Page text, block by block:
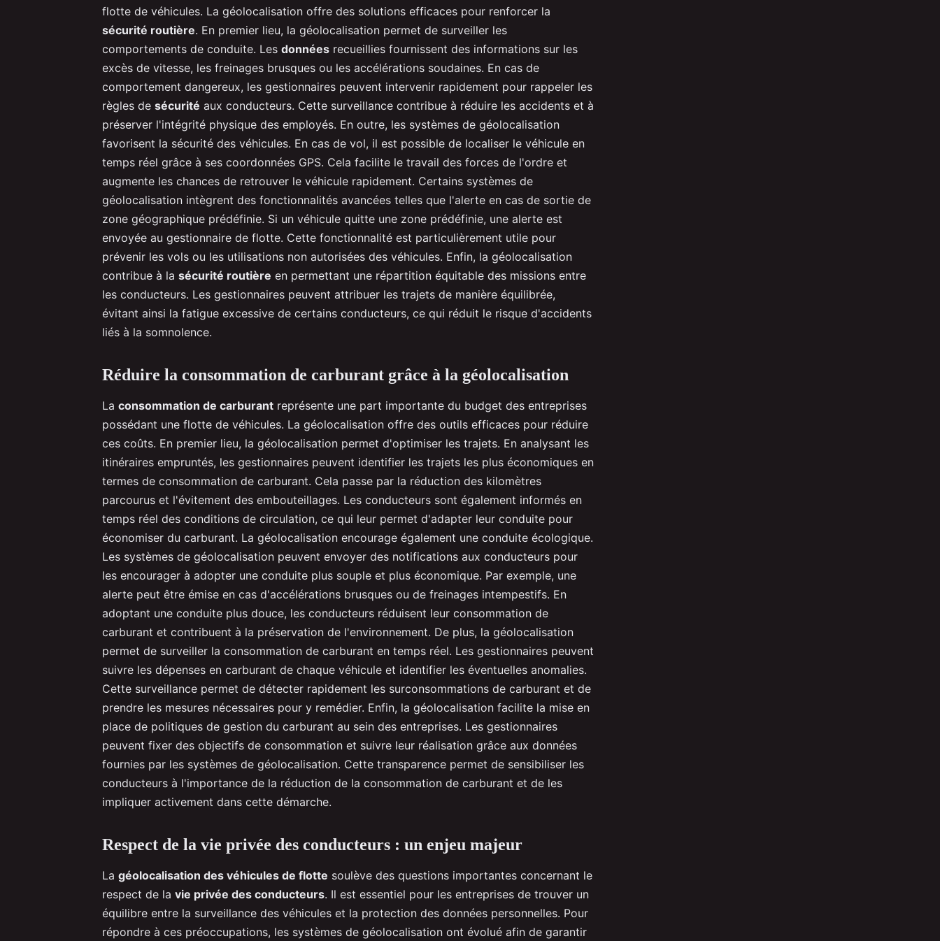
flotte de véhicules. La géolocalisation offre des solutions efficaces pour renforcer la
sécurité routière. En premier lieu, la géolocalisation permet de surveiller les
comportements de conduite. Les données recueillies fournissent des informations sur les
excès de vitesse, les freinages brusques ou les accélérations soudaines. En cas de
comportement dangereux, les gestionnaires peuvent intervenir rapidement pour rappeler les
règles de sécurité aux conducteurs. Cette surveillance contribue à réduire les accidents et à
préserver l'intégrité physique des employés. En outre, les systèmes de géolocalisation
favorisent la sécurité des véhicules. En cas de vol, il est possible de localiser le véhicule en
temps réel grâce à ses coordonnées GPS. Cela facilite le travail des forces de l'ordre et
augmente les chances de retrouver le véhicule rapidement. Certains systèmes de
géolocalisation intègrent des fonctionnalités avancées telles que l'alerte en cas de sortie de
zone géographique prédéfinie. Si un véhicule quitte une zone prédéfinie, une alerte est
envoyée au gestionnaire de flotte. Cette fonctionnalité est particulièrement utile pour
prévenir les vols ou les utilisations non autorisées des véhicules. Enfin, la géolocalisation
contribue à la sécurité routière en permettant une répartition équitable des missions entre
les conducteurs. Les gestionnaires peuvent attribuer les trajets de manière équilibrée,
évitant ainsi la fatigue excessive de certains conducteurs, ce qui réduit le risque d'accidents
liés à la somnolence.
Réduire la consommation de carburant grâce à la géolocalisation
La consommation de carburant représente une part importante du budget des entreprises
possédant une flotte de véhicules. La géolocalisation offre des outils efficaces pour réduire
ces coûts. En premier lieu, la géolocalisation permet d'optimiser les trajets. En analysant les
itinéraires empruntés, les gestionnaires peuvent identifier les trajets les plus économiques en
termes de consommation de carburant. Cela passe par la réduction des kilomètres
parcourus et l'évitement des embouteillages. Les conducteurs sont également informés en
temps réel des conditions de circulation, ce qui leur permet d'adapter leur conduite pour
économiser du carburant. La géolocalisation encourage également une conduite écologique.
Les systèmes de géolocalisation peuvent envoyer des notifications aux conducteurs pour
les encourager à adopter une conduite plus souple et plus économique. Par exemple, une
alerte peut être émise en cas d'accélérations brusques ou de freinages intempestifs. En
adoptant une conduite plus douce, les conducteurs réduisent leur consommation de
carburant et contribuent à la préservation de l'environnement. De plus, la géolocalisation
permet de surveiller la consommation de carburant en temps réel. Les gestionnaires peuvent
suivre les dépenses en carburant de chaque véhicule et identifier les éventuelles anomalies.
Cette surveillance permet de détecter rapidement les surconsommations de carburant et de
prendre les mesures nécessaires pour y remédier. Enfin, la géolocalisation facilite la mise en
place de politiques de gestion du carburant au sein des entreprises. Les gestionnaires
peuvent fixer des objectifs de consommation et suivre leur réalisation grâce aux données
fournies par les systèmes de géolocalisation. Cette transparence permet de sensibiliser les
conducteurs à l'importance de la réduction de la consommation de carburant et de les
impliquer activement dans cette démarche.
Respect de la vie privée des conducteurs : un enjeu majeur
La géolocalisation des véhicules de flotte soulève des questions importantes concernant le
respect de la vie privée des conducteurs. Il est essentiel pour les entreprises de trouver un
équilibre entre la surveillance des véhicules et la protection des données personnelles. Pour
répondre à ces préoccupations, les systèmes de géolocalisation ont évolué afin de garantir